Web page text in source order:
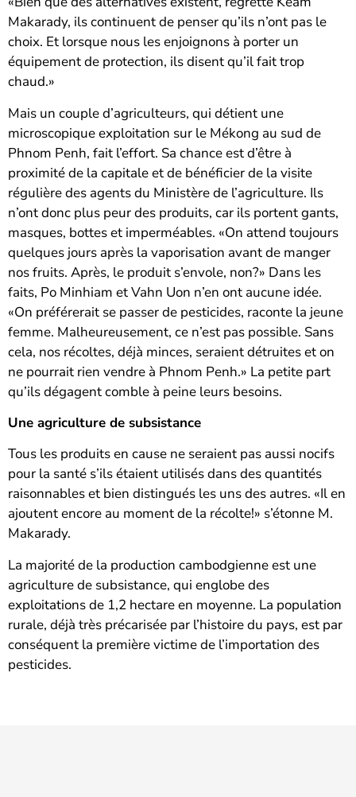
Makarady, ils continuent de penser qu’ils n’ont pas le
choix. Et lorsque nous les enjoignons à porter un
équipement de protection, ils disent qu’il fait trop
chaud.»
Mais un couple d’agriculteurs, qui détient une
microscopique exploitation sur le Mékong au sud de
Phnom Penh, fait l’effort. Sa chance est d’être à
proximité de la capitale et de bénéficier de la visite
régulière des agents du Ministère de l’agriculture. Ils
n’ont donc plus peur des produits, car ils portent gants,
masques, bottes et imperméables. «On attend toujours
quelques jours après la vaporisation avant de manger
nos fruits. Après, le produit s’envole, non?» Dans les
faits, Po Minhiam et Vahn Uon n’en ont aucune idée.
«On préférerait se passer de pesticides, raconte la jeune
femme. Malheureusement, ce n’est pas possible. Sans
cela, nos récoltes, déjà minces, seraient détruites et on
ne pourrait rien vendre à Phnom Penh.» La petite part
qu’ils dégagent comble à peine leurs besoins.
Une agriculture de subsistance
Tous les produits en cause ne seraient pas aussi nocifs
pour la santé s’ils étaient utilisés dans des quantités
raisonnables et bien distingués les uns des autres. «Il en
ajoutent encore au moment de la récolte!» s’étonne M.
Makarady.
La majorité de la production cambodgienne est une
agriculture de subsistance, qui englobe des
exploitations de 1,2 hectare en moyenne. La population
rurale, déjà très précarisée par l’histoire du pays, est par
conséquent la première victime de l’importation des
pesticides.